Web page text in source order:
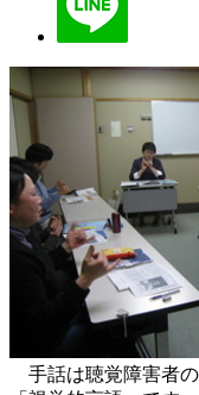
手話は聴覚障害者